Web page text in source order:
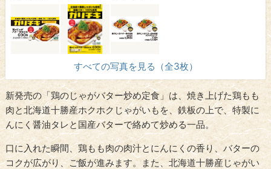
すべての写真を見る（全3枚）
新発売の「鶏のじゃがバター炒め定食」は、焼き上げた鶏もも
肉と北海道十勝産ホクホクじゃがいもを、鉄板の上で、特製に
んにく醤油タレと国産バターで絡めて炒める一品。
口に入れた瞬間、鶏もも肉の肉汁とにんにくの香り、バターの
コクが広がり、ご飯が進みます。また、北海道十勝産じゃがい